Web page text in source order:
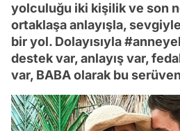
yolculuğu iki kişilik ve son
ortaklaşa anlayışla,
bir yol. Dolayısıyla
destek var, anlayış var,
var, BABA olarak bu